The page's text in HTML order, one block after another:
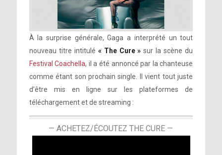
À la surprise générale, Gaga a interprété un tout
nouveau titre intitulé « The Cure » sur la scène du
Festival Coachella, il a été annoncé par la chanteuse
comme étant son prochain single. Il vient tout juste
d’être mis en ligne sur les plateformes de
téléchargement et de streaming :
— ACHETEZ/ÉCOUTEZ THE CURE —